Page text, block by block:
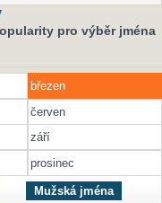
pro výběr jména
březen
červen
září
prosinec
Mužská jména